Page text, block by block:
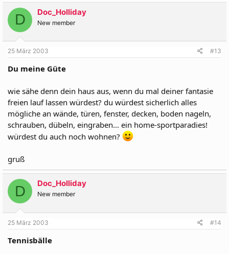
D Doc_Holliday
New member
25 März 2003 #13
Du meine Güte
wie sähe denn dein haus aus, wenn du mal deiner fantasie
freien lauf lassen würdest? du würdest sicherlich alles
mögliche an wände, türen, fenster, decken, boden nageln,
schrauben, dübeln, eingraben... ein home-sportparadies!
würdest du auch noch wohnen?
gruß
D Doc_Holliday
New member
25 März 2003 #14
Tennisbälle